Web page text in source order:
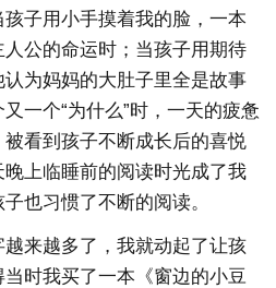
子用小手摸着我的脸，一本
公的命运时；当孩子用期待
为妈妈的大肚子里全是故事
一个“为什么”时，一天的疲惫
看到孩子不断成长后的喜悦
上临睡前的阅读时光成了我
也习惯了不断的阅读。
来越多了，我就动起了让孩
时我买了一本《窗边的小豆